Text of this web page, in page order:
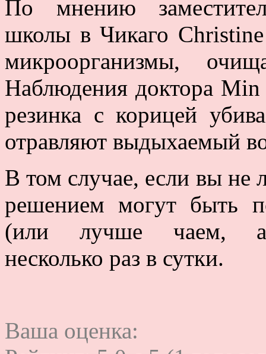
По мнению
школы в Чикаго
микроорганизмы,
Наблюдения доктора Min
резинка с корицей
отравляют выдыхаемый
В том случае, если вы не
решением могут быть
(или лучше чаем,
несколько раз в сутки.
Ваша оценка: